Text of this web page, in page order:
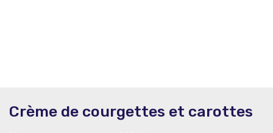
Crème de courgettes et carottes